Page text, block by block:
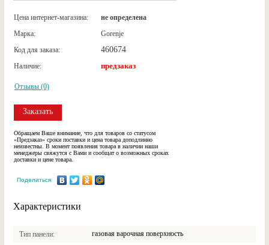
Цена интернет-магазина:
не определена
Марка:
Gorenje
Код для заказа:
460674
Наличие: предзаказ
Отзывы (0)
Заказать
Обращаем Ваше внимание, что для товаров со статусом
«Предзаказ» сроки поставки и цена товара доподлинно
неизвестны. В момент появления товара в наличии наши
менеджеры свяжутся с Вами и сообщат о возможных сроках
доставки и цене товара.
Поделиться
Характеристики
Тип панели газовая варочная поверхность